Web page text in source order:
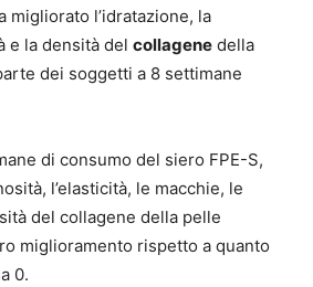
migliorato l’idratazione, la
e la densità del collagene della
dei soggetti a 8 settimane
di consumo del siero FPE-S,
l’elasticità, le macchie, le
del collagene della pelle
miglioramento rispetto a quanto
0.